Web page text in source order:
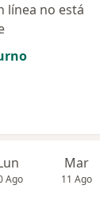
línea no está
Ago
Mar
11 Ago